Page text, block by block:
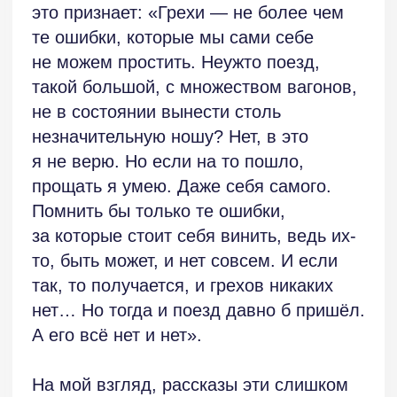
которые должны продемонстрировать
нам механику этих этических примеров.
Но шестерни проворачиваются
со скрипом: уж больно много лишнего,
отвлекающего, декоративного,
короткой, как сонет, и поражающей
читателя как tour de grace,
милосердный удар шпагой в самое
читательское сердце.
Наверно, полагается в финале разбора
Способности у Игоря Озерского есть,
наверно, когда-нибудь он представит
Совет такой: написав рассказ,
перечитать и сократить вдвое.
Перечитать повторно — и сократить
случае дорожные впечатления,